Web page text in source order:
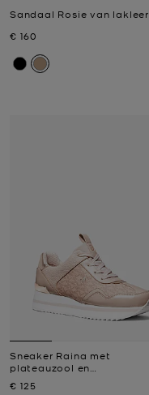
Sandaal Rosie van lakleer
Nu
€ 160
Sneaker Raina met
plateauzool en
kenmerkend logo
Nu
€ 125